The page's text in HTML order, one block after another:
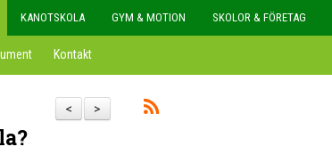
KANOTSKOLA GYM & MOTION SKOLOR & FÖRETAG
Kontakt
>
<